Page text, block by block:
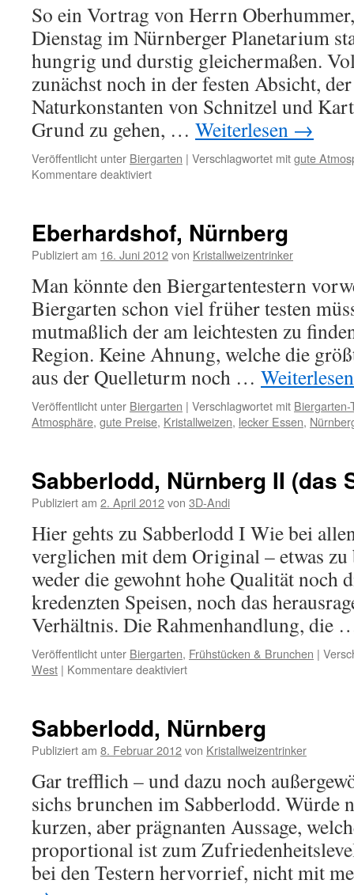
So ein Vortrag von Herrn
Dienstag im Nürnberger Planetarium
hungrig und durstig gleichermaßen.
zunächst noch in der festen Absicht,
Naturkonstanten von Schnitzel und
Grund zu gehen, … Weiterlesen →
Veröffentlicht unter Biergarten | Verschlagwortet mitgute
Kommentare deaktiviert
Eberhardshof, Nürnberg
Publiziert am 16. Juni 2012von Kristallweizentrinker
Man könnte den Biergartentestern
Biergarten schon viel früher testen
mutmaßlich der am leichtesten zu
Region. Keine Ahnung, welche die
aus der Quelleturm noch …
Veröffentlicht unter Biergarten | Verschlagwortet mit
Atmosphäre, gute Preise, Kristallweizen, lecker Essen,
Sabberlodd, Nürnberg II (das
Publiziert am 2. April 2012von 3D-Andi
Hier gehts zu Sabberlodd I Wie bei
verglichen mit dem Original – etwas
weder die gewohnt hohe Qualität noch
kredenzten Speisen, noch das
Verhältnis. Die Rahmenhandlung, die
Veröffentlicht unter Biergarten, Frühstücken & Brunchen |
West | Kommentare deaktiviert
II
(das
Sequel)
Sabberlodd, Nürnberg
Publiziert am 8. Februar 2012von Kristallweizentrinker
Gar trefflich – und dazu noch
sichs brunchen im Sabberlodd. Würde
kurzen, aber prägnanten Aussage,
proportional ist zum
bei den Testern hervorrief, nicht mit